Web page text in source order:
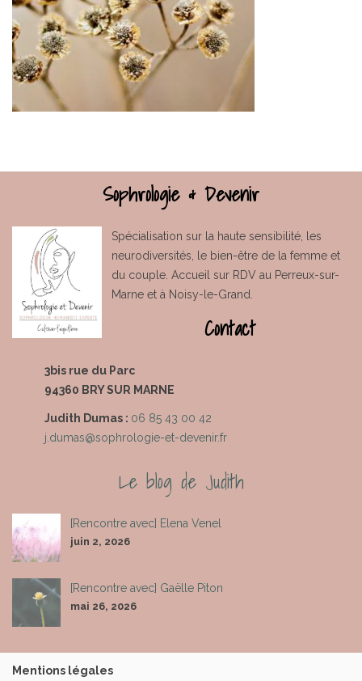
Sophrologie & Devenir
Spécialisation sur la haute sensibilité, les
neurodiversités, le bien-être de la femme et
du couple. Accueil sur RDV au Perreux-sur-
Marne et à Noisy-le-Grand.
Contact
3bis rue du Parc
94360 BRY SUR MARNE
Judith Dumas : 06 85 43 00 42
j.dumas@sophrologie-et-devenir.fr
Le blog de Judith
[Rencontre avec] Elena Venel
juin 2, 2026
[Rencontre avec] Gaëlle Piton
mai 26, 2026
Mentions légales